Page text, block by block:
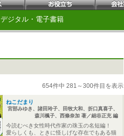
デジタル・電子書籍
654件中 281～300件目を表示
ねこだまり
宮部みゆき、諸田玲子、田牧大和、折口真喜子、
森川楓子、西條奈加 著／細谷正充 編
今読むべき女性時代作家の珠玉の名短編！
愛らしくも、ときに怪しげな存在でもある猫